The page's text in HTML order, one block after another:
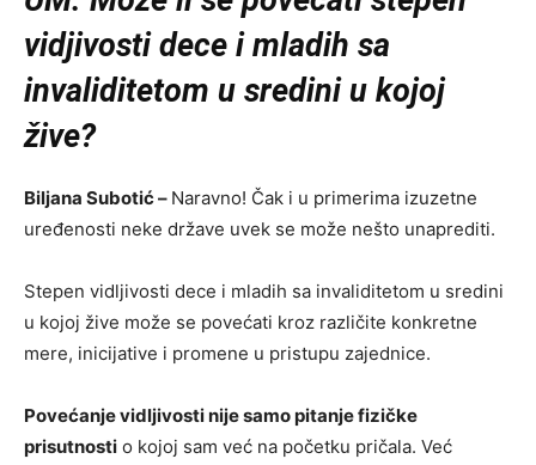
vidjivosti dece i mladih sa
invaliditetom u sredini u kojoj
žive?
Biljana Subotić – Naravno! Čak i u primerima izuzetne
uređenosti neke države uvek se može nešto unaprediti.
Stepen vidljivosti dece i mladih sa invaliditetom u sredini
u kojoj žive može se povećati kroz različite konkretne
mere, inicijative i promene u pristupu zajednice.
Povećanje vidljivosti nije samo pitanje fizičke
prisutnosti o kojoj sam već na početku pričala. Već